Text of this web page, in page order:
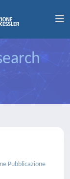
Pubblicazione